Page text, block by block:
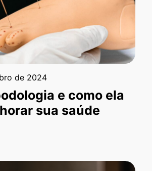
de 2024
e como ela
sua saúde